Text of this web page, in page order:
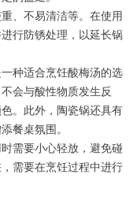
、不易清洁等。在使用
行防锈处理，以延长锅
种适合烹饪酸梅汤的选
会与酸性物质发生反
。此外，陶瓷锅还具有
餐桌氛围。
需要小心轻放，避免碰
需要在烹饪过程中进行